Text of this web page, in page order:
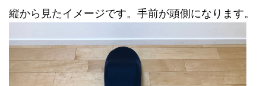
縦から見たイメージです。手前が頭側になります。